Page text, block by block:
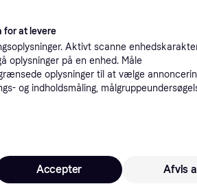
for at levere
Aktivt scanne
oplysninger på en enhed. Måle
oplysninger til at vælge
og indholdsmåling,
Afvis
Accepter